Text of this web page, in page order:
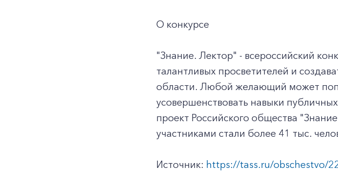
+7-800-700-24-57
Частным клиентам
Корпоративным
О конкурсе
"Знание. Лектор" - всероссийский
талантливых просветителей и
области. Любой желающий может
усовершенствовать навыки
проект Российского общества
участниками стали более 41 тыс.
Источник: https://tass.ru/obschestvo/